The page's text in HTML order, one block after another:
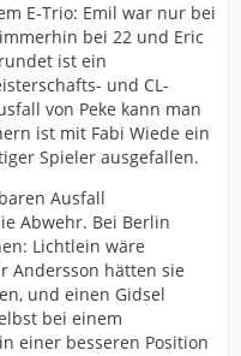
E-Trio: Emil war nur bei
bei 22 und Eric
ist ein
und CL-
von Peke kann man
ist mit Fabi Wiede ein
Spieler ausgefallen.
Ausfall
Abwehr. Bei Berlin
Lichtlein wäre
Andersson hätten sie
und einen Gidsel
bei einem
einer besseren Position